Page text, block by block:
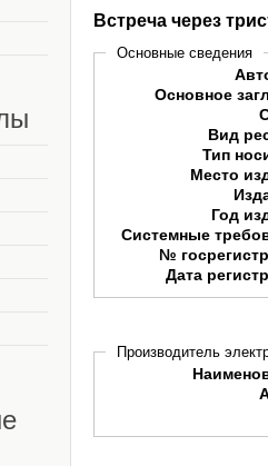
Встреча через
Основные сведения
Основное
Вид
Тип
Место
Год
Системные
№
Дата
Производитель